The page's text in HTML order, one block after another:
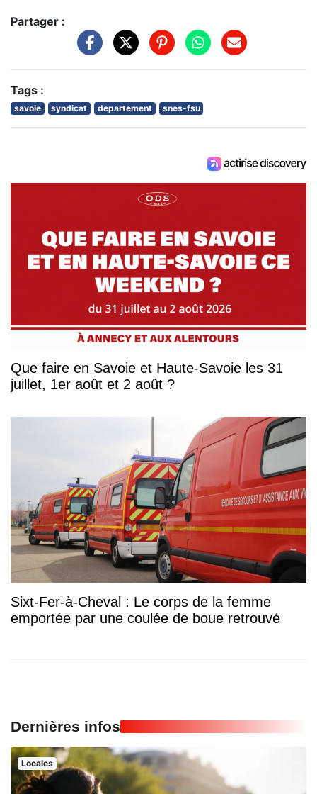
Partager :
Tags :
savoie syndicat departement snes-fsu
Que faire en Savoie et Haute-Savoie les 31
juillet, 1er août et 2 août ?
Sixt-Fer-à-Cheval : Le corps de la femme
emportée par une coulée de boue retrouvé
Dernières infos
Locales